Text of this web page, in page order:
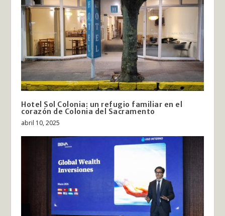
Hotel Sol Colonia: un refugio familiar en el
corazón de Colonia del Sacramento
abril 10, 2025